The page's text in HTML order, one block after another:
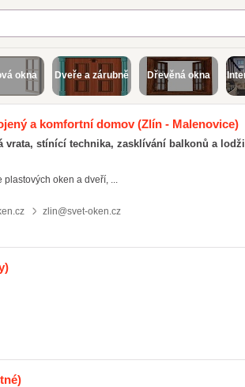
okna Dveře a zárubně Dřevěná okna
a komfortní domov(Zlín - Malenovice)
vrata, stínící technika, zasklívání balkonů a
plastových oken a dveří, ...
zlin@svet-oken.cz